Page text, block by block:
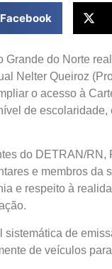
Facebook
do Norte
Nelter Queiroz
o acesso à
de
do DETRAN/
e membros
e respeito à
sistemática de
de veículos